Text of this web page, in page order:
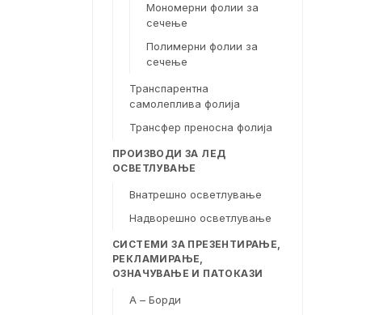
Мономерни фолии за
сечење
Полимерни фолии за
сечење
Транспарентна
самолеплива фолија
Трансфер преносна фолија
ПРОИЗВОДИ ЗА ЛЕД
ОСВЕТЛУВАЊЕ
Внатрешно осветлување
Надворешно осветлување
СИСТЕМИ ЗА ПРЕЗЕНТИРАЊЕ,
РЕКЛАМИРАЊЕ,
ОЗНАЧУВАЊЕ И ПАТОКАЗИ
А – Борди